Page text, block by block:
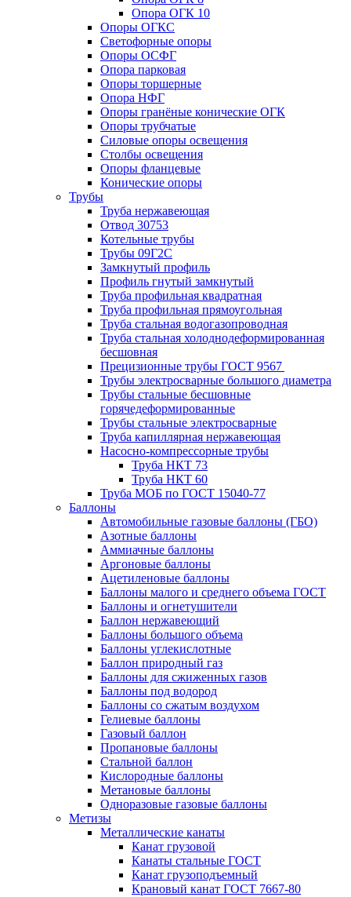
Опора ОГК 10
Опоры ОГКС
Светофорные опоры
Опоры ОСФГ
Опора парковая
Опоры торшерные
Опора НФГ
Опоры гранёные конические ОГК
Опоры трубчатые
Силовые опоры освещения
Столбы освещения
Опоры фланцевые
Конические опоры
Трубы
Труба нержавеющая
Отвод 30753
Котельные трубы
Трубы 09Г2С
Замкнутый профиль
Профиль гнутый замкнутый
Труба профильная квадратная
Труба профильная прямоугольная
Труба стальная водогазопроводная
Труба стальная холоднодеформированная
бесшовная
Прецизионные трубы ГОСТ 9567
Трубы электросварные большого диаметра
Трубы стальные бесшовные
горячедеформированные
Трубы стальные электросварные
Труба капиллярная нержавеющая
Насосно-компрессорные трубы
Труба НКТ 73
Труба НКТ 60
Труба МОБ по ГОСТ 15040-77
Баллоны
Автомобильные газовые баллоны (ГБО)
Азотные баллоны
Аммиачные баллоны
Аргоновые баллоны
Ацетиленовые баллоны
Баллоны малого и среднего объема ГОСТ
Баллоны и огнетушители
Баллон нержавеющий
Баллоны большого объема
Баллоны углекислотные
Баллон природный газ
Баллоны для сжиженных газов
Баллоны под водород
Баллоны со сжатым воздухом
Гелиевые баллоны
Газовый баллон
Пропановые баллоны
Стальной баллон
Кислородные баллоны
Метановые баллоны
Одноразовые газовые баллоны
Метизы
Металлические канаты
Канат грузовой
Канаты стальные ГОСТ
Канат грузоподъемный
Крановый канат ГОСТ 7667-80